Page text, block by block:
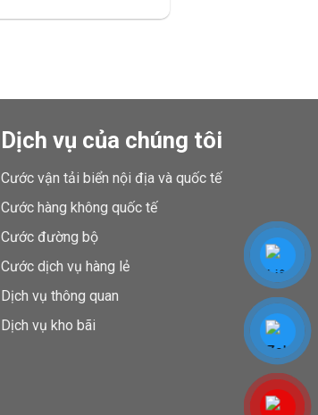
Dịch vụ của chúng tôi
Cước vận tải biển nội địa và quốc tế
Cước hàng không quốc tế
Cước đường bộ
Cước dịch vụ hàng lẻ
Dịch vụ thông quan
Dịch vụ kho bãi